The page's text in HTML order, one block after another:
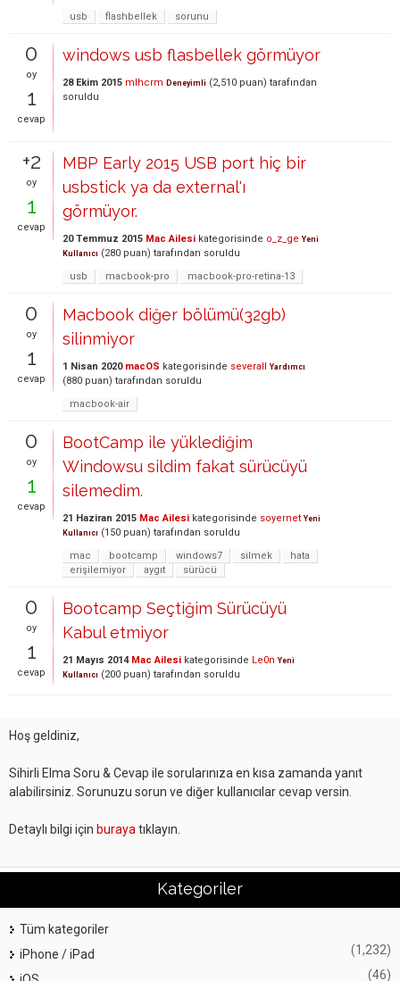
usb
flashbellek sorunu
0
oy
1
cevap
windows usb flasbellek görmüyor
28 Ekim 2015 mlhcrm Deneyimli (2,510 puan) tarafından
soruldu
+2
oy
1
cevap
MBP Early 2015 USB port hiç bir
usbstick ya da external'ı
görmüyor.
20 Temmuz 2015 Mac Ailesi kategorisinde o_z_ge Yeni
Kullanıcı (280 puan) tarafından soruldu
usb
macbook-pro macbook-pro-retina-13
0
oy
1
cevap
Macbook diğer bölümü(32gb)
silinmiyor
1 Nisan 2020 macOS kategorisinde severall Yardımcı
(880 puan) tarafından soruldu
macbook-air
0
oy
1
cevap
BootCamp ile yüklediğim
Windowsu sildim fakat sürücüyü
silemedim.
21 Haziran 2015 Mac Ailesi kategorisinde soyernet Yeni
Kullanıcı (150 puan) tarafından soruldu
mac
bootcamp windows7 silmek
hata
erişilemiyor
aygıt sürücü
0
oy
1
cevap
Bootcamp Seçtiğim Sürücüyü
Kabul etmiyor
21 Mayıs 2014 Mac Ailesi kategorisinde Le0n Yeni
Kullanıcı (200 puan) tarafından soruldu
Hoş geldiniz,
Sihirli Elma Soru & Cevap ile sorularınıza en kısa zamanda yanıt
alabilirsiniz. Sorunuzu sorun ve diğer kullanıcılar cevap versin.
Detaylı bilgi için buraya tıklayın.
Kategoriler
Tüm kategoriler
iPhone / iPad
(1,232)
(46)